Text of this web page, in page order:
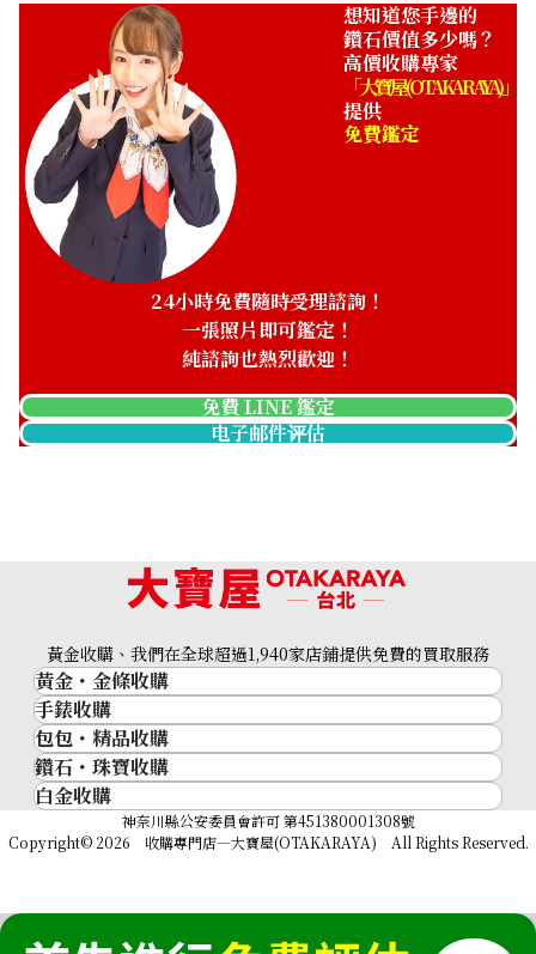
Pt･Pm900 Diamond Ring 2.081 ct
收購參考價格
NTD 204,999
想知道您手邊的
鑽石價值多少嗎？
高價收購專家
「大寶屋 (OTAKARAYA)」
提供
免費鑑定
24小時免費隨時受理諮詢！
一張照片即可鑑定！
純諮詢也熱烈歡迎！
免費 LINE 鑑定
电子邮件评估
黃金收購、我們在全球超過1,940家店鋪提供免費的買取服務
黃金・金條收購
黃金與貴金屬
金的錠
金幣
黃金過去10年
黃金飾品
手錶收購
名牌手錶
Rolex
Patek Philippe
Audemars Piguet
包包・精品收購
品牌精品
Cartier
LOUIS VUITTON
Hermès
CHANEL
鑽石・珠寶收購
鑽石･珠寶
祖母綠（翠玉）
藍寶石（蒼玉）
白金收購
神奈川縣公安委員會許可 第451380001308號
Copyright© 2026 收購專門店—大寶屋(OTAKARAYA) All Rights Reserved.